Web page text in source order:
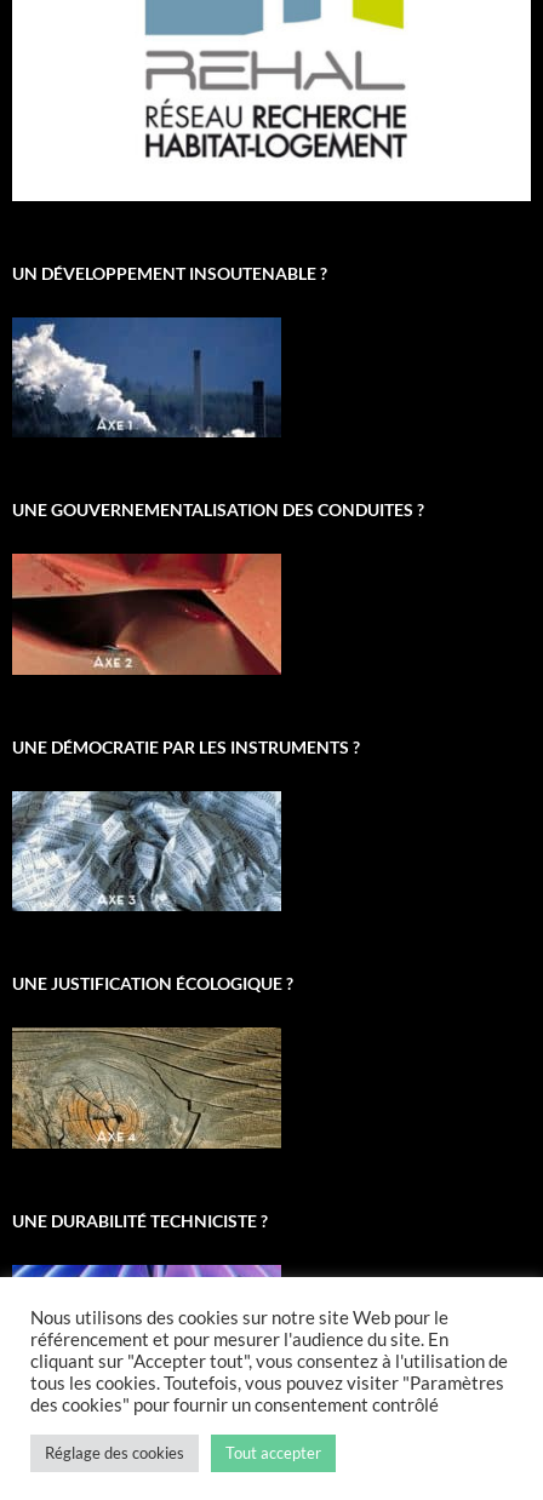
UN DÉVELOPPEMENT INSOUTENABLE ?
UNE GOUVERNEMENTALISATION DES CONDUITES ?
UNE DÉMOCRATIE PAR LES INSTRUMENTS ?
UNE JUSTIFICATION ÉCOLOGIQUE ?
UNE DURABILITÉ TECHNICISTE ?
Nous utilisons des cookies sur notre site Web pour le
référencement et pour mesurer l'audience du site. En
cliquant sur "Accepter tout", vous consentez à l'utilisation de
tous les cookies. Toutefois, vous pouvez visiter "Paramètres
des cookies" pour fournir un consentement contrôlé
Réglage des cookies Tout accepter